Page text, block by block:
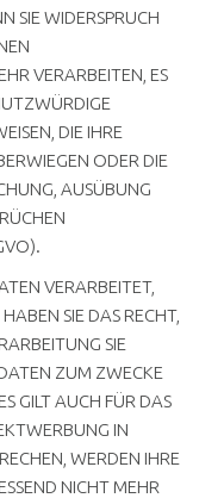
SIE WIDERSPRUCH
VERARBEITEN, ES
DIE IHRE
ODER DIE
AUSÜBUNG
VERARBEITET,
SIE DAS RECHT,
SIE
ZUM ZWECKE
GILT AUCH FÜR DAS
IN
WERDEN IHRE
NICHT MEHR